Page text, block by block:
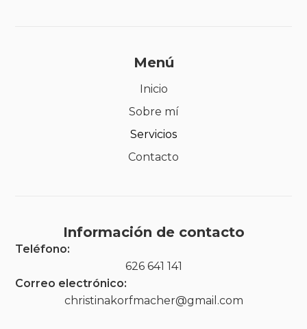
Menú
Inicio
Sobre mí
Servicios
Contacto
Información de contacto
Teléfono:
626 641 141
Correo electrónico:
christinakorfmacher@gmail.com